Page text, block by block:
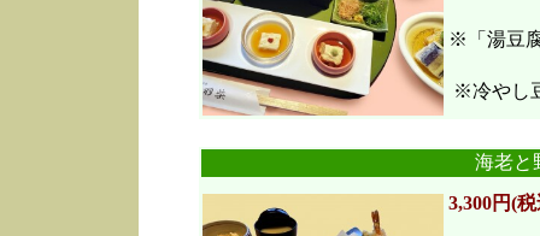
※「湯豆
※冷やし
海老
3,300円(